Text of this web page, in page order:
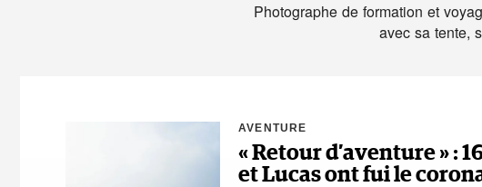
Photographe de formation et
avec sa tente,
AVENTURE
« Retour d’aventure » :
et Lucas ont fui le